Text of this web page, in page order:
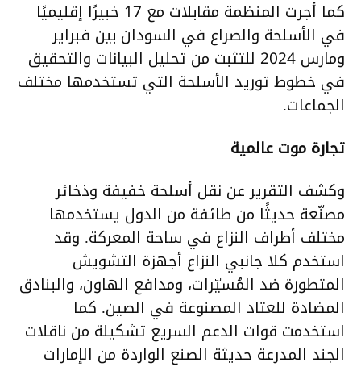
كما أجرت المنظمة مقابلات مع 17 خبيرًا إقليميًا
في الأسلحة والصراع في السودان بين فبراير
ومارس 2024 للتثبت من تحليل البيانات والتحقيق
في خطوط توريد الأسلحة التي تستخدمها مختلف
الجماعات.
تجارة موت عالمية
وكشف التقرير عن نقل أسلحة خفيفة وذخائر
مصنّعة حديثًا من طائفة من الدول يستخدمها
مختلف أطراف النزاع في ساحة المعركة. وقد
استخدم كلا جانبي النزاع أجهزة التشويش
المتطورة ضد المُسيّرات، ومدافع الهاون، والبنادق
المضادة للعتاد المصنوعة في الصين. كما
استخدمت قوات الدعم السريع تشكيلة من ناقلات
الجند المدرعة حديثة الصنع الواردة من الإمارات